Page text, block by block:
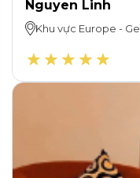
Nguyen Linh
Khu vực Europe -